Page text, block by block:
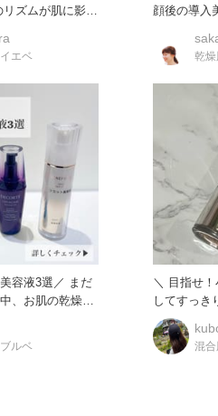
ズムが肌に影響
洗顔後に使い
エベ
顔後の導入
乾
液3選／ まだ
、お肌の乾燥は
そ
ルベ
＼ 目指せ！小顔
してすっき
簡単なのに
混